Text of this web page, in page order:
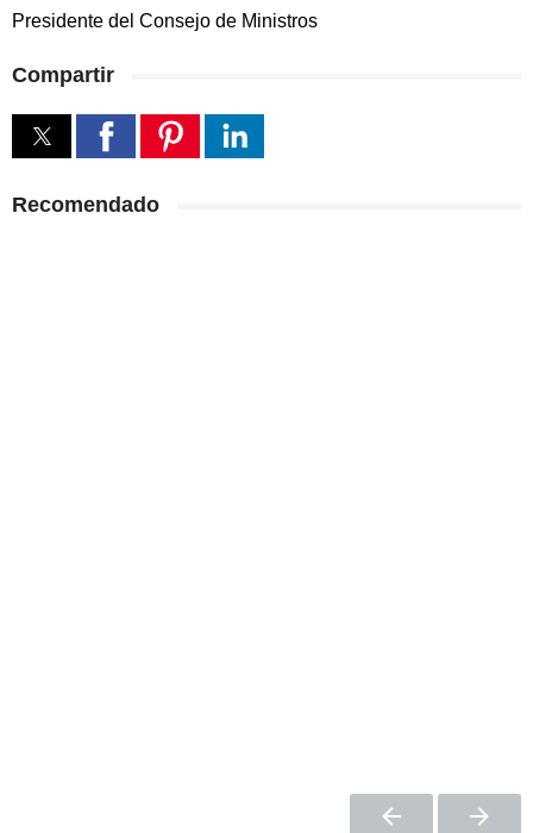
Presidente del Consejo de Ministros
Compartir
Recomendado